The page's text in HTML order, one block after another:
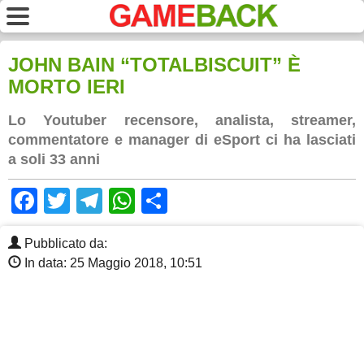
JOHN BAIN “TOTALBISCUIT” È
MORTO IERI
Lo Youtuber recensore, analista, streamer,
commentatore e manager di eSport ci ha lasciati
a soli 33 anni
Facebook
TwitterTelegram
WhatsApp
Pubblicato da:
In data: 25 Maggio 2018, 10:51